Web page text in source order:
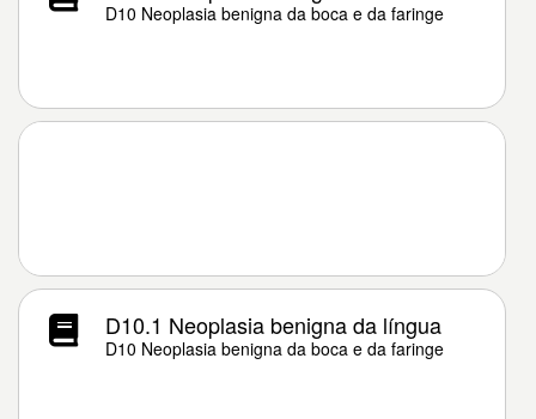
D10 Neoplasia benigna da boca e da faringe
D10.1 Neoplasia benigna da língua
D10 Neoplasia benigna da boca e da faringe